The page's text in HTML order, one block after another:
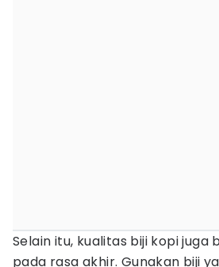
Selain itu, kualitas biji kopi
pada rasa akhir. Gunakan biji